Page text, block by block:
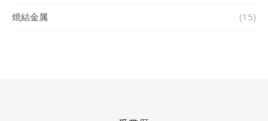
焼結金属 (15)